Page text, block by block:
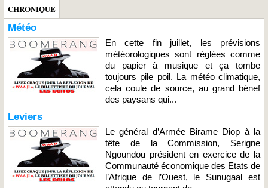
CHRONIQUE
Météo
En cette fin juillet, les prévisions
météorologiques sont réglées comme
du papier à musique et ça tombe
toujours pile poil. La météo climatique,
cela coule de source, au grand bénef
des paysans qui...
Leviers
Le général d’Armée Birame Diop à la
tête de la Commission, Serigne
Ngoundou président en exercice de la
Communauté économique des Etats de
l’Afrique de l’Ouest, le Sunugaal est